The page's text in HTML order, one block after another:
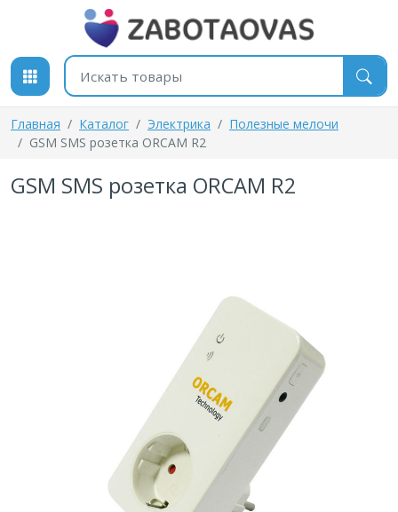
К содержимому
Поиск товаров
Главная Каталог Электрика
Полезные мелочи
GSM SMS розетка ORCAM R2
GSM SMS розетка ORCAM R2